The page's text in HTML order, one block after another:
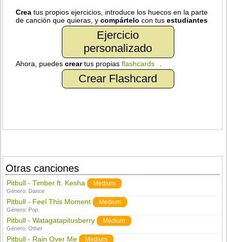
Crea tus propios ejercicios, introduce los huecos en la parte
de canción que quieras, ycompártelo con tusestudiantes
Ejercicio
personalizado
Ahora, puedescreartus propiasflashcards
Crear Flashcard
Otras canciones
Pitbull - Timber ft. Kesha Medium
Género: Dance
Pitbull - Feel This Moment Medium
Género: Pop
Pitbull - Watagatapitusberry Medium
Género:Other
Pitbull - Rain Over Me Medium